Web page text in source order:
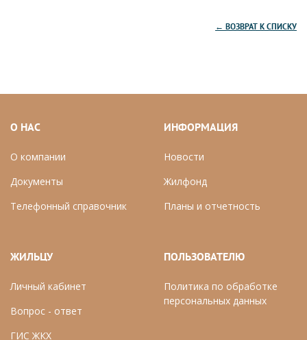
← ВОЗВРАТ К СПИСКУ
О НАС
О компании
Документы
Телефонный справочник
ИНФОРМАЦИЯ
Новости
Жилфонд
Планы и отчетность
ЖИЛЬЦУ
Личный кабинет
Вопрос - ответ
ГИС ЖКХ
ПОЛЬЗОВАТЕЛЮ
Политика по обработке
персональных данных